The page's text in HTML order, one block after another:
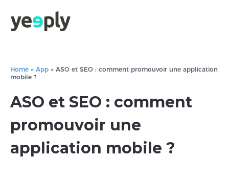
Home » App » ASO et SEO : comment promouvoir une application
mobile ?
ASO et SEO : comment
promouvoir une
application mobile ?